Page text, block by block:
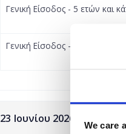
We care
Γενική Είσοδος - 5 ετών και
Γενική Είσοδος - 6 ετών και
23 Ιουνίου 2026 | 21:00-